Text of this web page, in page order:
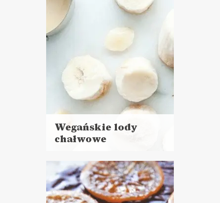
Wegańskie lody
chałwowe
więcej
Czas przygotowania:
do 30 minut
CIASTA I DESERY